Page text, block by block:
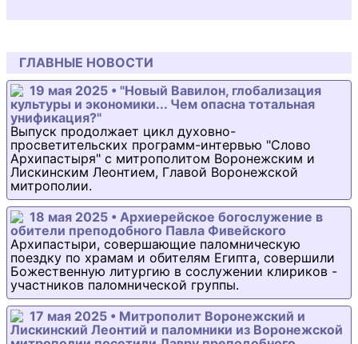
ГЛАВНЫЕ НОВОСТИ
19 мая 2025 • "Новый Вавилон, глобализация
культуры и экономики... Чем опасна тотальная
унификация?"
Выпуск продолжает цикл духовно-
просветительских программ-интервью "Слово
Архипастыря" с митрополитом Воронежским и
Лискинским Леонтием, Главой Воронежской
митрополии.
18 мая 2025 • Архиерейское богослужение в
обители преподобного Павла Фивейского
Архипастыри, совершающие паломническую
поездку по храмам и обителям Египта, совершили
Божественную литургию в сослужении клириков -
участников паломнической группы.
17 мая 2025 • Митрополит Воронежский и
Лискинский Леонтий и паломники из Воронежской